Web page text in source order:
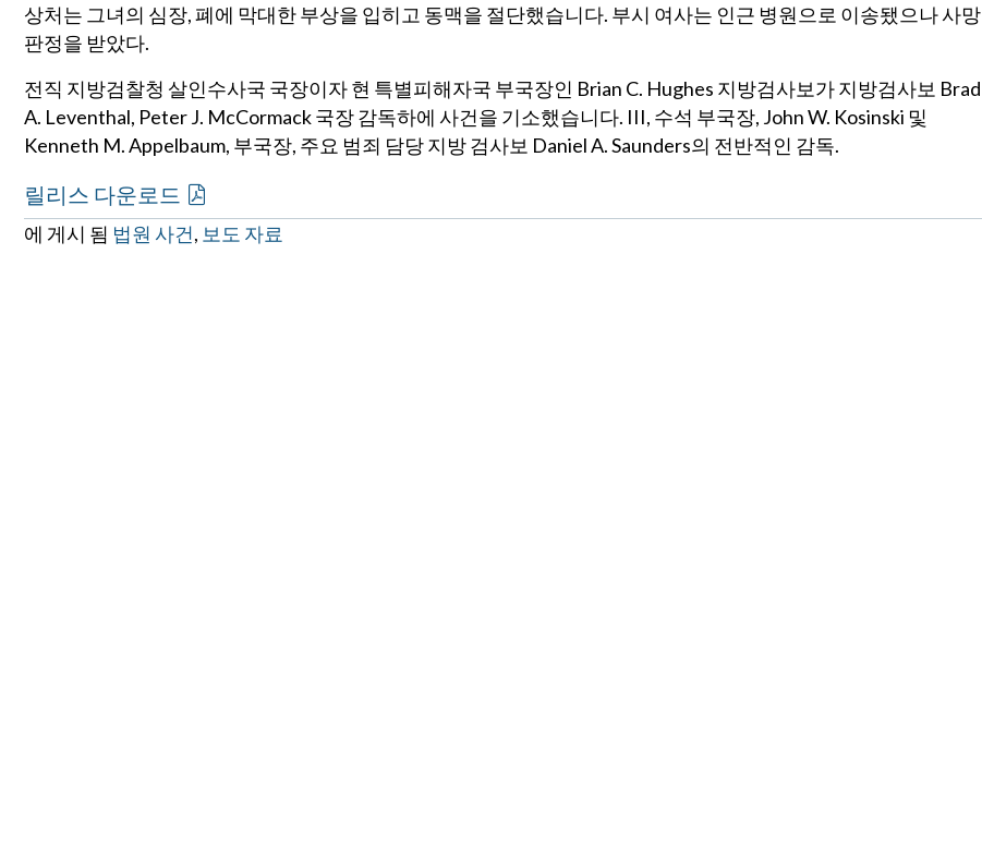
상처는 그녀의 심장, 폐에 막대한 부상을 입히고 동맥을 절단했습니다. 부시 여사는 인근 병원으로 이송됐으나 사망
판정을 받았다.
전직 지방검찰청 살인수사국 국장이자 현 특별피해자국 부국장인 Brian C. Hughes 지방검사보가 지방검사보 Brad
A. Leventhal, Peter J. McCormack 국장 감독하에 사건을 기소했습니다. III, 수석 부국장, John W. Kosinski 및
Kenneth M. Appelbaum, 부국장, 주요 범죄 담당 지방 검사보 Daniel A. Saunders의 전반적인 감독.
릴리스 다운로드
에 게시 됨 법원 사건, 보도 자료